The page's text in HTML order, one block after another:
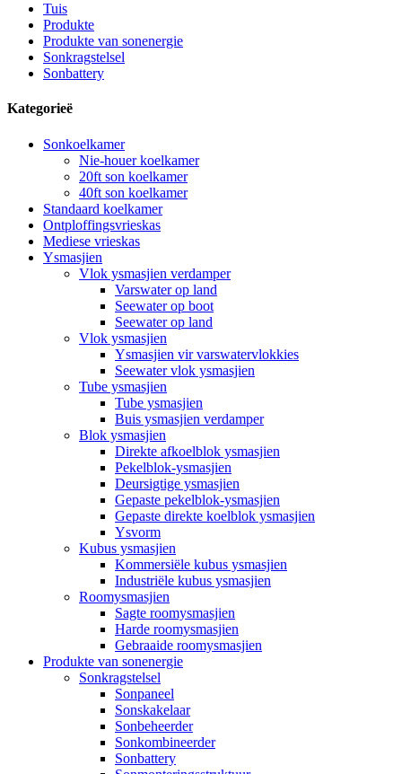
Tuis
Produkte
Produkte van sonenergie
Sonkragstelsel
Sonbattery
Kategorieë
Sonkoelkamer
Nie-houer koelkamer
20ft son koelkamer
40ft son koelkamer
Standaard koelkamer
Ontploffingsvrieskas
Mediese vrieskas
Ysmasjien
Vlok ysmasjien verdamper
Varswater op land
Seewater op boot
Seewater op land
Vlok ysmasjien
Ysmasjien vir varswatervlokkies
Seewater vlok ysmasjien
Tube ysmasjien
Tube ysmasjien
Buis ysmasjien verdamper
Blok ysmasjien
Direkte afkoelblok ysmasjien
Pekelblok-ysmasjien
Deursigtige ysmasjien
Gepaste pekelblok-ysmasjien
Gepaste direkte koelblok ysmasjien
Ysvorm
Kubus ysmasjien
Kommersiële kubus ysmasjien
Industriële kubus ysmasjien
Roomysmasjien
Sagte roomysmasjien
Harde roomysmasjien
Gebraaide roomysmasjien
Produkte van sonenergie
Sonkragstelsel
Sonpaneel
Sonskakelaar
Sonbeheerder
Sonkombineerder
Sonbattery